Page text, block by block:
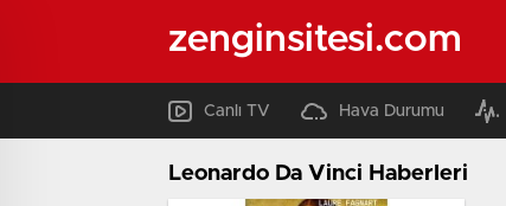
zenginsitesi.com
Canlı TV Hava Durumu
Leonardo Da Vinci Haberleri